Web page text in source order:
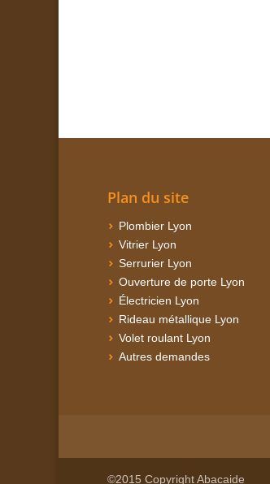
Plan du site
Plombier Lyon
Vitrier Lyon
Serrurier Lyon
Ouverture de porte Lyon
Électricien Lyon
Rideau métallique Lyon
Volet roulant Lyon
Autres demandes
©2015 Copyright Abacaide